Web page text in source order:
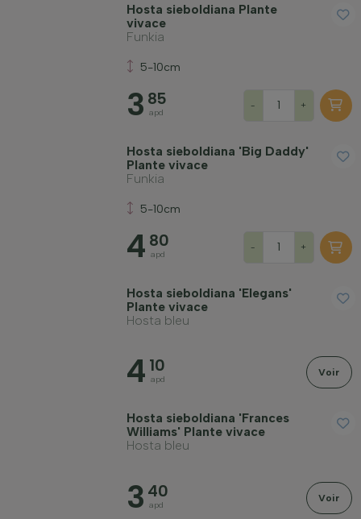
Hosta sieboldiana Plante
vivace
Funkia
5-10cm
3 85
apd
- +
Hosta sieboldiana 'Big Daddy'
Plante vivace
Funkia
5-10cm
4 80
apd
- +
Hosta sieboldiana 'Elegans'
Plante vivace
Hosta bleu
4 10
apd
Voir
Hosta sieboldiana 'Frances
Williams' Plante vivace
Hosta bleu
3 40
apd
Voir